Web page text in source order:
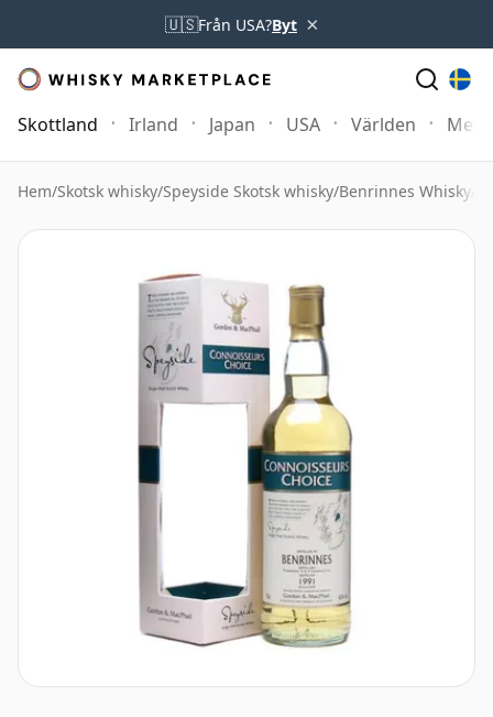
🇺🇸Från USA?Byt ×
Skottland Irland Japan USA Världen Mer
Hem/Skotsk whisky/Speyside Skotsk whisky/Benrinnes Whisky